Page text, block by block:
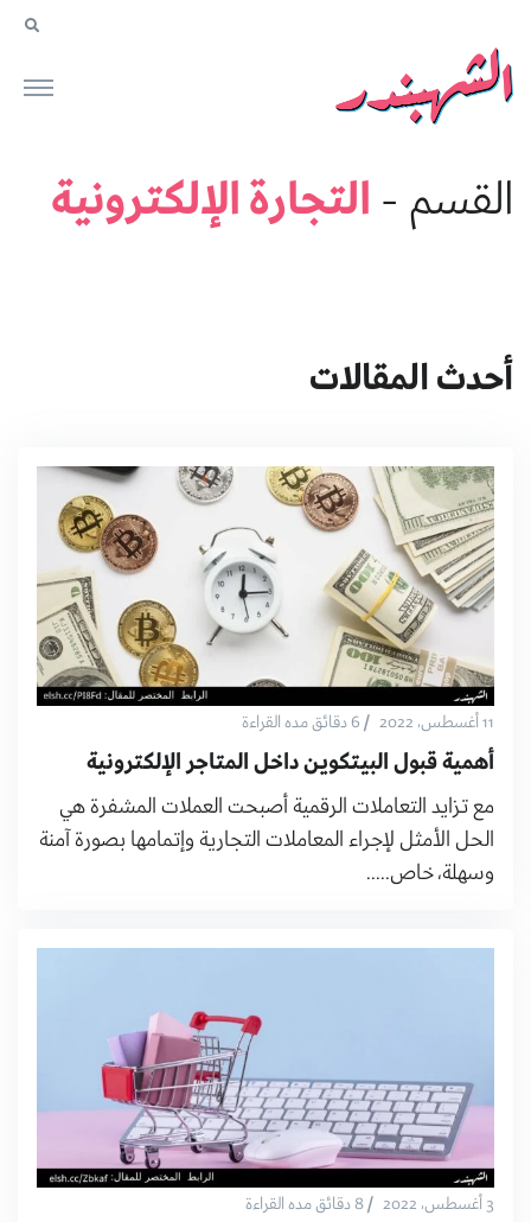
القسم - التجارة الإلكترونية
أحدث المقالات
11 أغسطس، 2022 /6 دقائق مده القراءة
أهمية قبول البيتكوين داخل المتاجر الإلكترونية
مع تزايد التعاملات الرقمية أصبحت العملات المشفرة هي
الحل الأمثل لإجراء المعاملات التجارية وإتمامها بصورة آمنة
وسهلة، خاص.....
3 أغسطس، 2022 /8 دقائق مده القراءة